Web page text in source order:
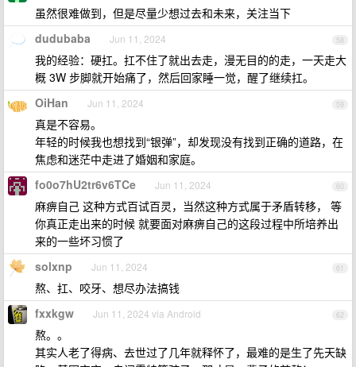
虽然很难做到，但是尽量少想过去和未来，关注当下
58
dudubaba Jun 11, 2024
我的经验：硬扛。扛不住了就出去走，漫无目的的走，一天走大
概 3W 步脚就开始痛了，然后回家睡一觉，醒了继续扛。
59
OiHan Jun 11, 2024
真是不容易。
年轻的时候我也想找到“银弹”，却发现没有找到正确的道路，在
焦虑和迷茫中走进了婚姻和家庭。
60
fo0o7hU2tr6v6TCe Jun 11, 2024
麻痹自己 这种方式百试百灵，当然这种方式属于矛盾转移， 等
你真正走出来的时候 就要面对麻痹自己的这段过程中所培养出
来的一些坏习惯了
61
solxnp Jun 11, 2024
熬、扛、咬牙、想尽办法搞钱
62
fxxkgw Jun 11, 2024 via Android
熬。。
其实人老了得病、去世过了几年就释怀了，最难的是生了先天缺